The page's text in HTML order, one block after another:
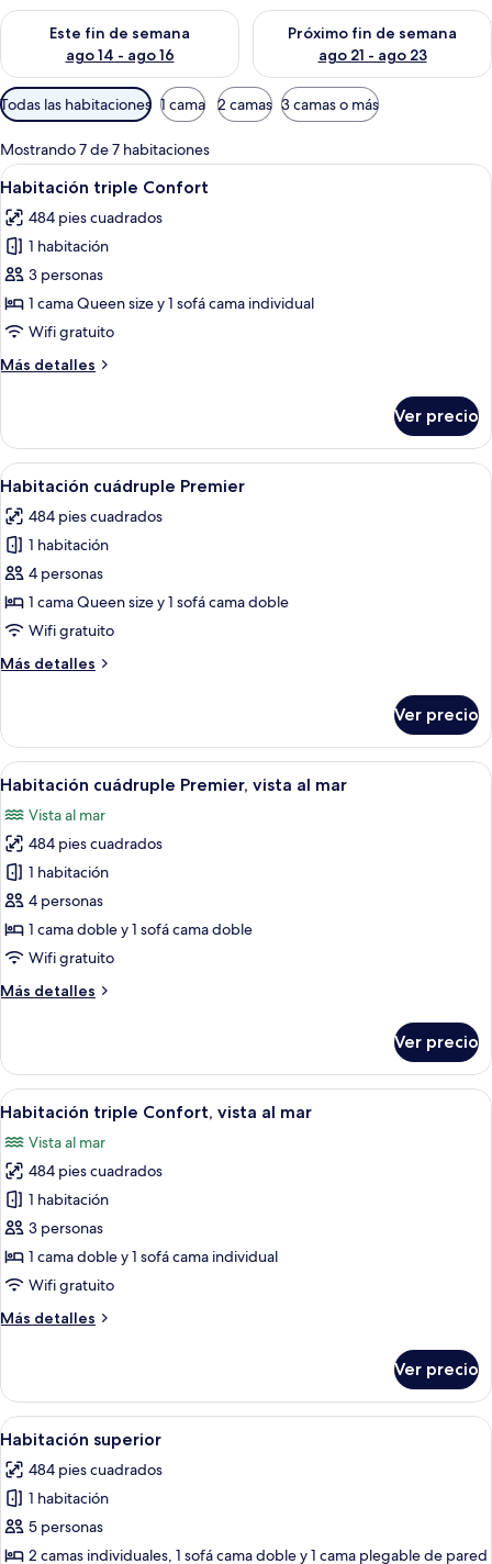
Este fin de semana
ago 14 - ago 16
Consulta la disponibilidad para este fin de semana ago 14 -
Próximo fin de semana
ago 21 - ago 23
Consulta la disponibilidad
Filtros
disponibles
para
las
habitaciones
Todas las habitaciones 1 cama 2 camas 3 camas o más
Mostrando 7 de 7 habitaciones
Abrir
todas
las
fotos
de
Habitación
triple
Una sala de estar moderna con una
6
Habitación triple Confort
484 pies cuadrados
1 habitación
3 personas
1 cama Queen size y 1 sofá cama individual
Wifi gratuito
Más detalles
Más
triple
Confort
Ver precio
Abrir
todas
las
fotos
de
Habitación
cuádruple
Una sala de estar moderna con un
8
Habitación cuádruple Premier
484 pies cuadrados
1 habitación
4 personas
1 cama Queen size y 1 sofá cama doble
Wifi gratuito
Más detalles
Más
cuádruple
Premier
Ver precio
Abrir
todas
las
fotos
de
Habitación
cuádruple
Premier,
al
Una sala moderna con un sofá, una
9
Habitación cuádruple Premier, vista al mar
Vista al mar
484 pies cuadrados
1 habitación
4 personas
1 cama doble y 1 sofá cama doble
Wifi gratuito
Más detalles
Más
cuádruple
Premier,
vista
mar
Ver precio
Abrir
todas
las
fotos
de
Habitación
triple
Confort,
al
Una sala de estar moderna con una
8
Habitación triple Confort, vista al mar
Vista al mar
484 pies cuadrados
1 habitación
3 personas
1 cama doble y 1 sofá cama individual
Wifi gratuito
Más detalles
Más
triple
Confort,
vista
mar
Ver precio
Abrir
todas
las
fotos
de
Habitación
Habitación de hotel con dos camas
11
Habitación superior
484 pies cuadrados
1 habitación
5 personas
2 camas individuales, 1 sofá cama doble y 1 cama plegable de pared